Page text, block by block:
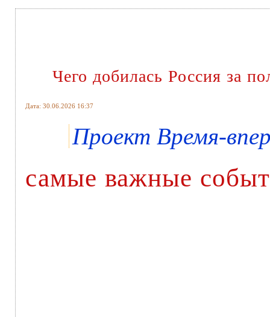
Чего добилась Россия за
Дата: 30.06.2026 16:37
Проект Время-
самые важные